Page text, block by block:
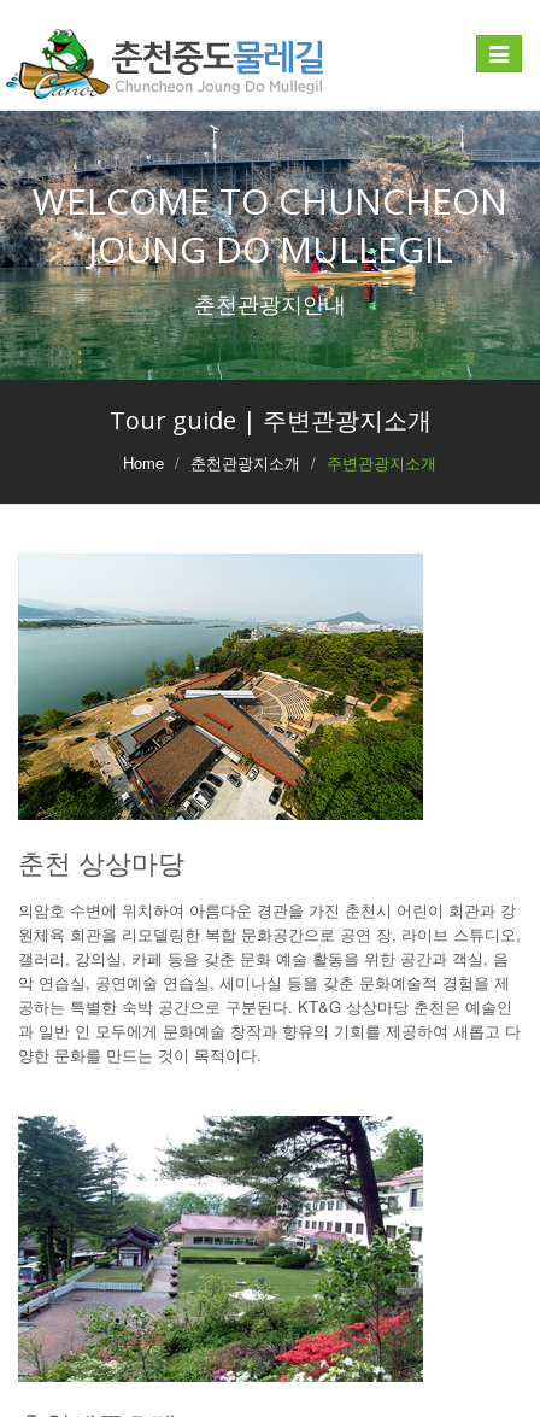
Toggle
WELCOME TO CHUNCHEON
JOUNG DO MULLEGIL
춘천관광지안내
Tour guide | 주변관광지소개
Home 춘천관광지소개 주변관광지소개
춘천 상상마당
의암호 수변에 위치하여 아름다운 경관을 가진 춘천시 어린이 회관과 강
원체육 회관을 리모델링한 복합 문화공간으로 공연 장, 라이브 스튜디오,
갤러리, 강의실, 카페 등을 갖춘 문화 예술 활동을 위한 공간과 객실, 음
악 연습실, 공연예술 연습실, 세미나실 등을 갖춘 문화예술적 경험을 제
공하는 특별한 숙박 공간으로 구분된다. KT&G 상상마당 춘천은 예술인
과 일반 인 모두에게 문화예술 창작과 향유의 기회를 제공하여 새롭고 다
양한 문화를 만드는 것이 목적이다.